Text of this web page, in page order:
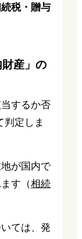
続税・贈与
産」の
するか否
判定しま
が国内で
す（相続
ては、発